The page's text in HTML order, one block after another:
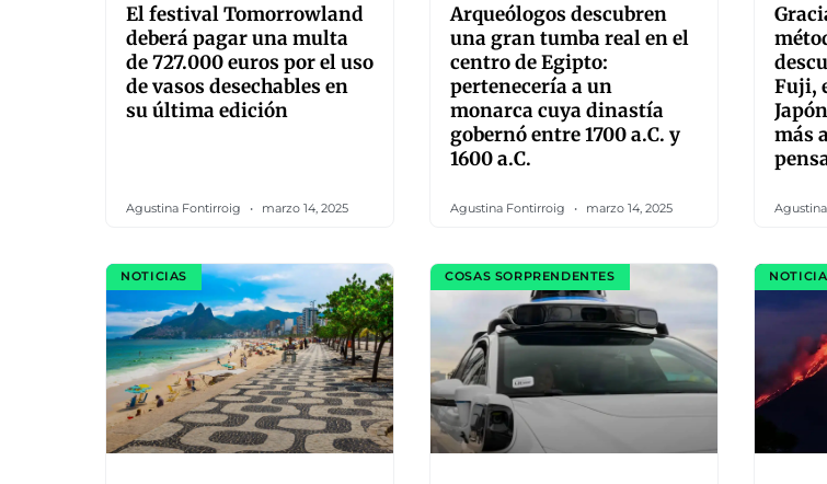
El festival Tomorrowland
deberá pagar una multa
de 727.000 euros por el uso
de vasos desechables en
su última edición
Agustina Fontirroig marzo 14, 2025
Arqueólogos descubren
una gran tumba real en el
centro de Egipto:
pertenecería a un
monarca cuya dinastía
gobernó entre 1700 a.C. y
1600 a.C.
Agustina Fontirroig marzo 14, 2025
Fuji,
más
NOTICIAS COSAS SORPRENDENTES